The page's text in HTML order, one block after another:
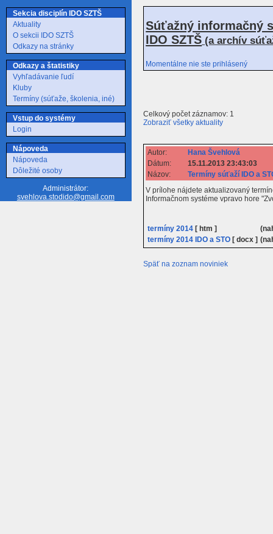
Sekcia disciplín IDO SZTŠ
Aktuality
O sekcii IDO SZTŠ
Odkazy na stránky
Odkazy a štatistiky
Vyhľadávanie ľudí
Kluby
Termíny (súťaže, školenia, iné)
Vstup do systémy
Login
Nápoveda
Nápoveda
Dôležité osoby
Administrátor:
svehlova.stodido@gmail.com
Súťažný informačný
IDO SZTŠ (a archív
Momentálne nie ste prihlásený
Celkový počet záznamov: 1
Zobraziť všetky aktuality
Autor:
Hana Švehlová
Dátum:
15.11.2013 23:43:03
Názov:
Termíny súťaží IDO a
V prílohe nájdete aktualizovaný
Informačnom systéme vpravo hore
termíny 2014 [ htm ]
termíny 2014 IDO a STO [ docx ]
Späť na zoznam noviniek